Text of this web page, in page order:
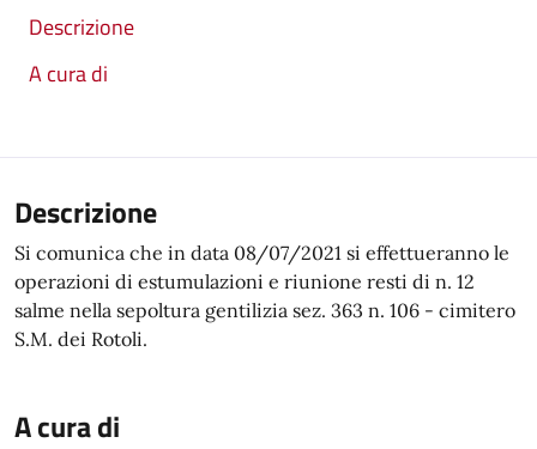
Descrizione
A cura di
Descrizione
Si comunica che in data 08/07/2021 si effettueranno le
operazioni di estumulazioni e riunione resti di n. 12
salme nella sepoltura gentilizia sez. 363 n. 106 - cimitero
S.M. dei Rotoli.
A cura di